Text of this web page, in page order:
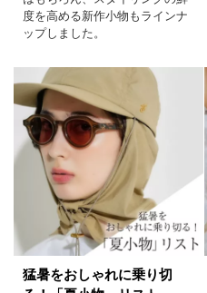
度を高める新作小物もラインナ
ップしました。
猛暑をおしゃれに乗り切